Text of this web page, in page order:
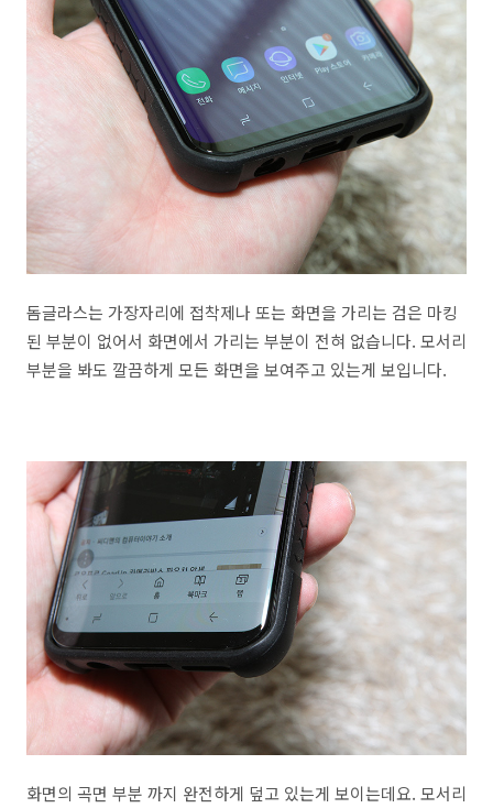
돔글라스는 가장자리에 접착제나 또는 화면을 가리는 검은 마킹
된 부분이 없어서 화면에서 가리는 부분이 전혀 없습니다. 모서리
부분을 봐도 깔끔하게 모든 화면을 보여주고 있는게 보입니다.
화면의 곡면 부분 까지 완전하게 덮고 있는게 보이는데요. 모서리